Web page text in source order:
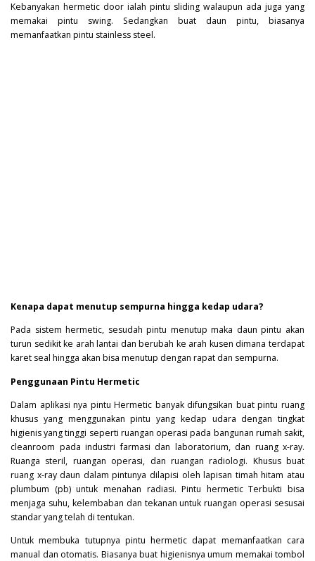
Kebanyakan hermetic door ialah pintu sliding walaupun ada juga yang
memakai pintu swing. Sedangkan buat daun pintu, biasanya
memanfaatkan pintu stainless steel.
Kenapa dapat menutup sempurna hingga kedap udara?
Pada sistem hermetic, sesudah pintu menutup maka daun pintu akan
turun sedikit ke arah lantai dan berubah ke arah kusen dimana terdapat
karet seal hingga akan bisa menutup dengan rapat dan sempurna.
Penggunaan Pintu Hermetic
Dalam aplikasi nya pintuHermetic banyak difungsikan buat pintu ruang
khusus yang menggunakan pintu yang kedap udara dengan tingkat
higienis yang tinggi seperti ruangan operasi pada bangunan rumah sakit,
cleanroom pada industri farmasi dan laboratorium, dan ruang x-ray.
Ruanga steril, ruangan operasi, dan ruangan radiologi. Khusus buat
ruang x-ray daun dalam pintunya dilapisi oleh lapisan timah hitam atau
plumbum (pb) untuk menahan radiasi. Pintu hermetic Terbukti bisa
menjaga suhu, kelembaban dan tekanan untuk ruangan operasi sesusai
standar yang telah di tentukan.
Untuk membuka tutupnya pintu hermetic dapat memanfaatkan cara
manual dan otomatis. Biasanya buat higienisnya umum memakai tombol